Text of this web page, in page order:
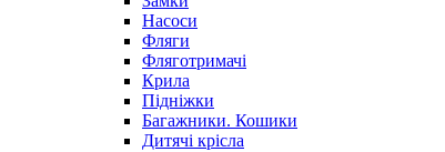
Насоси
Фляги
Фляготримачі
Крила
Підніжки
Багажники. Кошики
Дитячі крісла